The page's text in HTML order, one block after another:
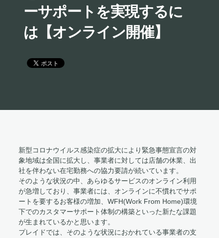
ーサポートを実現するに
は【オンライン開催】
新型コロナウイルス感染症の拡大により緊急事態宣言の対
象地域は全国に拡大し、事業者に対しては店舗の休業、出
社を伴わない在宅勤務への協力要請が続いています。
そのような状況の中、あらゆるサービスのオンライン利用
が急増しており、事業者には、オンラインに不慣れでサポ
ートを要するお客様の増加、WFH(Work From Home)環境
下でのカスタマーサポート体制の構築といった新たな課題
が生まれているかと思います。
プレイドでは、そのような状況におかれている事業者の支